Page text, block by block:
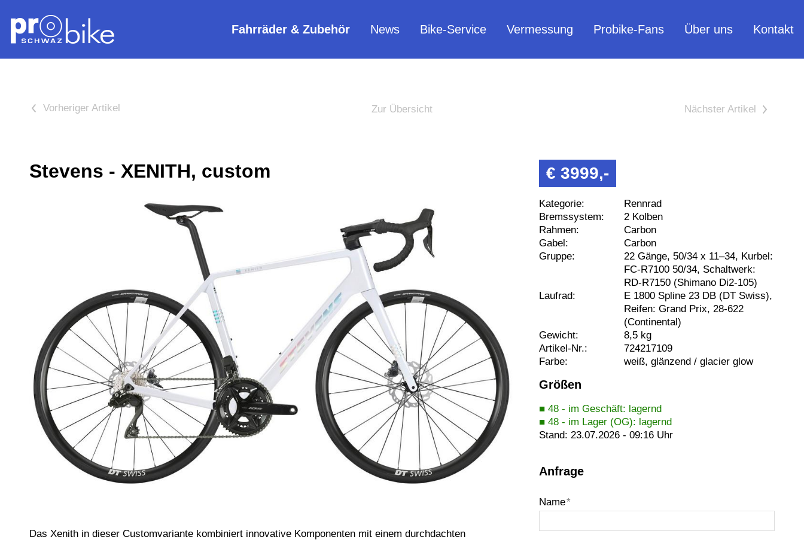
Fahrräder & Zubehör News Bike-Service Vermessung Probike-Fans Über uns Kontakt
< Zur Übersicht >
Stevens - XENITH, custom
Das Xenith in dieser Customvariante kombiniert innovative Komponenten mit einem durchdachten
€ 3999,-
Kategorie:
Rennrad
Bremssystem:
2 Kolben
Rahmen:
Carbon
Gabel:
Carbon
Gruppe:
22 Gänge, 50/34 x 11–34, Kurbel:
FC-R7100 50/34, Schaltwerk:
RD-R7150 (Shimano Di2-105)
Laufrad:
E 1800 Spline 23 DB (DT Swiss),
Reifen: Grand Prix, 28-622
(Continental)
Gewicht:
8,5 kg
Artikel-Nr.:
724217109
Farbe:
weiß, glänzend / glacier glow
Größen
■ 48 - im Geschäft: lagernd
■ 48 - im Lager (OG): lagernd
Stand: 23.07.2026 - 09:16 Uhr
Anfrage
Name*